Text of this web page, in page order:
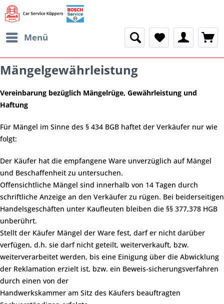
Menü
Mängelgewährleistung
Vereinbarung bezüglich Mängelrüge, Gewährleistung und
Haftung
Für Mängel im Sinne des § 434 BGB haftet der Verkäufer nur wie
folgt:
Der Käufer hat die empfangene Ware unverzüglich auf Mängel
und Beschaffenheit zu untersuchen.
Offensichtliche Mängel sind innerhalb von 14 Tagen durch
schriftliche Anzeige an den Verkäufer zu rügen. Bei beiderseitigen
Handelsgeschäften unter Kaufleuten bleiben die §§ 377,378 HGB
unberührt.
Stellt der Käufer Mängel der Ware fest, darf er nicht darüber
verfügen, d.h. sie darf nicht geteilt, weiterverkauft, bzw.
weiterverarbeitet werden, bis eine Einigung über die Abwicklung
der Reklamation erzielt ist, bzw. ein Beweis-sicherungsverfahren
durch einen von der
Handwerkskammer am Sitz des Käufers beauftragten